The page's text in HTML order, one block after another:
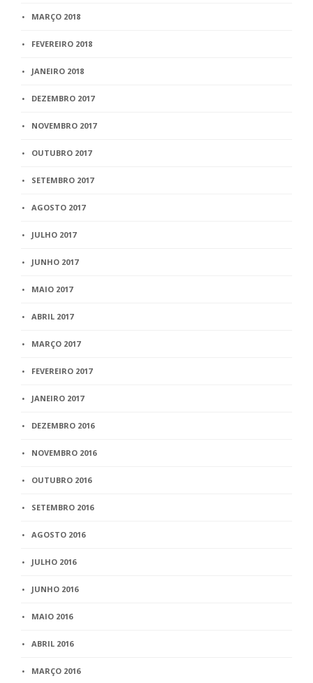
MARÇO 2018
FEVEREIRO 2018
JANEIRO 2018
DEZEMBRO 2017
NOVEMBRO 2017
OUTUBRO 2017
SETEMBRO 2017
AGOSTO 2017
JULHO 2017
JUNHO 2017
MAIO 2017
ABRIL 2017
MARÇO 2017
FEVEREIRO 2017
JANEIRO 2017
DEZEMBRO 2016
NOVEMBRO 2016
OUTUBRO 2016
SETEMBRO 2016
AGOSTO 2016
JULHO 2016
JUNHO 2016
MAIO 2016
ABRIL 2016
MARÇO 2016